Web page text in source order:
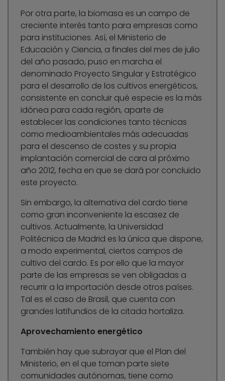
Por otra parte, la biomasa es un campo de
creciente interés tanto para empresas como
para instituciones. Así, el Ministerio de
Educación y Ciencia, a finales del mes de julio
del año pasado, puso en marcha el
denominado Proyecto Singular y Estratégico
para el desarrollo de los cultivos energéticos,
consistente en concluir qué especie es la más
idónea para cada región, aparte de
establecer las condiciones tanto técnicas
como medioambientales más adecuadas
para el descenso de costes y su propia
implantación comercial de cara al próximo
año 2012, fecha en que se dará por concluido
este proyecto.
Sin embargo, la alternativa del cardo tiene
como gran inconveniente la escasez de
cultivos. Actualmente, la Universidad
Politécnica de Madrid es la única que dispone,
a modo experimental, ciertos campos de
cultivo del cardo. Es por ello que la mayor
parte de las empresas se ven obligadas a
recurrir a la importación desde otros países.
Tal es el caso de Brasil, que cuenta con
grandes latifundios de la citada hortaliza.
Aprovechamiento energético
También hay que subrayar que el Plan del
Ministerio, en el que toman parte siete
comunidades autónomas, tiene como